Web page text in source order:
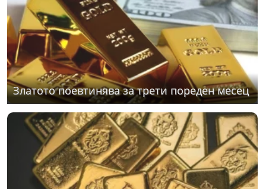
Златото поевтинява за трети пореден месец